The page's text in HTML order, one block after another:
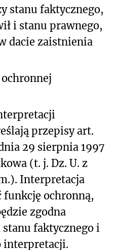
stanu faktycznego,
i stanu prawnego,
dacie zaistnienia
przepisy art.
29 sierpnia 1997
(t. j. Dz. U. z
Interpretacja
funkcję ochronną,
zgodna
faktycznego i
interpretacji.